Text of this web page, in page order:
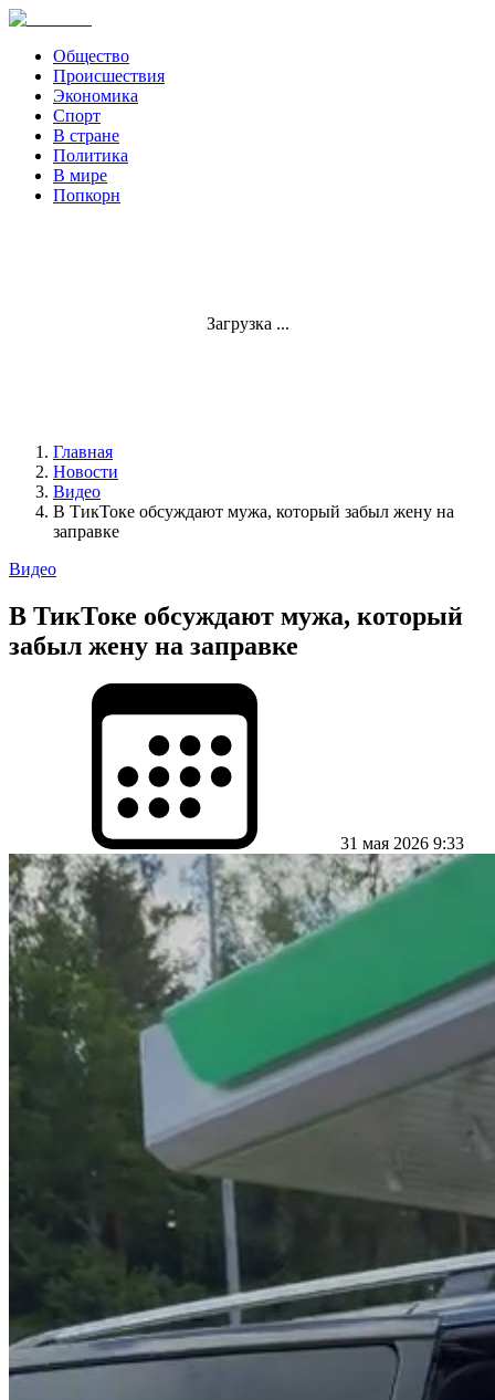
Общество
Происшествия
Экономика
Спорт
В стране
Политика
В мире
Попкорн
Загрузка ...
Главная
Новости
Видео
В ТикТоке обсуждают мужа, который забыл жену на
заправке
Видео
В ТикТоке обсуждают мужа, который
забыл жену на заправке
31 мая 2026 9:33